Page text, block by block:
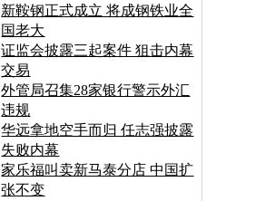
新鞍钢正式成立 将成钢铁业全
国老大
证监会披露三起案件 狙击内幕
交易
外管局召集28家银行警示外汇
违规
华远拿地空手而归 任志强披露
失败内幕
家乐福叫卖新马泰分店 中国扩
张不变